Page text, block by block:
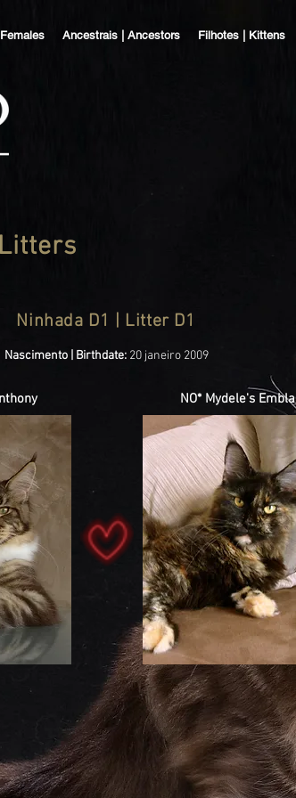
Ancestrais | Ancestors Filhotes | Kittens
Ninhada D1 | Litter D1
Nascimento | Birthdate:20 janeiro 2009
NO* Mydele's Embla